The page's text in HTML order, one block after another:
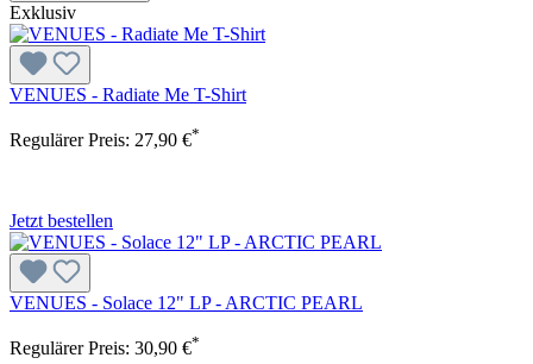
Exklusiv
VENUES - Radiate Me T-Shirt
Regulärer Preis: 27,90 €*
Jetzt bestellen
VENUES - Solace 12" LP - ARCTIC PEARL
Regulärer Preis: 30,90 €*